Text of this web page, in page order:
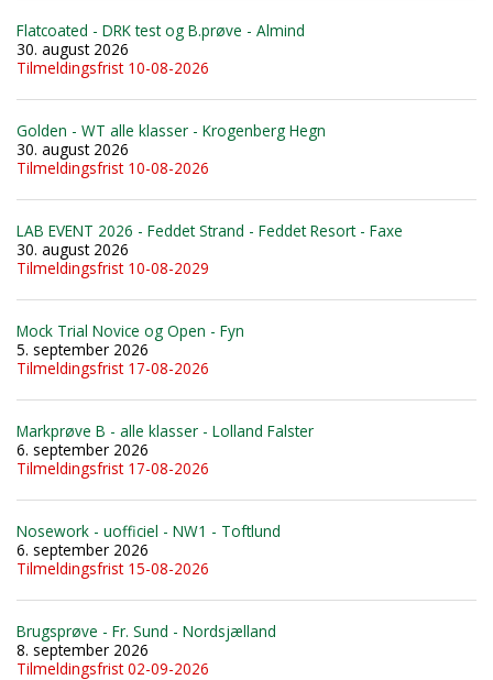
Flatcoated - DRK test og B.prøve - Almind
30. august 2026
Tilmeldingsfrist 10-08-2026
Golden - WT alle klasser - Krogenberg Hegn
30. august 2026
Tilmeldingsfrist 10-08-2026
LAB EVENT 2026 - Feddet Strand - Feddet Resort - Faxe
30. august 2026
Tilmeldingsfrist 10-08-2029
Mock Trial Novice og Open - Fyn
5. september 2026
Tilmeldingsfrist 17-08-2026
Markprøve B - alle klasser - Lolland Falster
6. september 2026
Tilmeldingsfrist 17-08-2026
Nosework - uofficiel - NW1 - Toftlund
6. september 2026
Tilmeldingsfrist 15-08-2026
Brugsprøve - Fr. Sund - Nordsjælland
8. september 2026
Tilmeldingsfrist 02-09-2026